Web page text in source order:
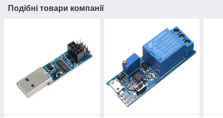
Подібні товари компанії